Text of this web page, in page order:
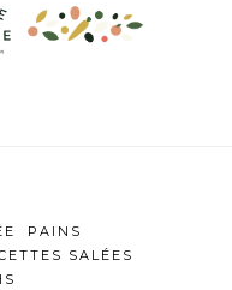
PAINS
SALÉES